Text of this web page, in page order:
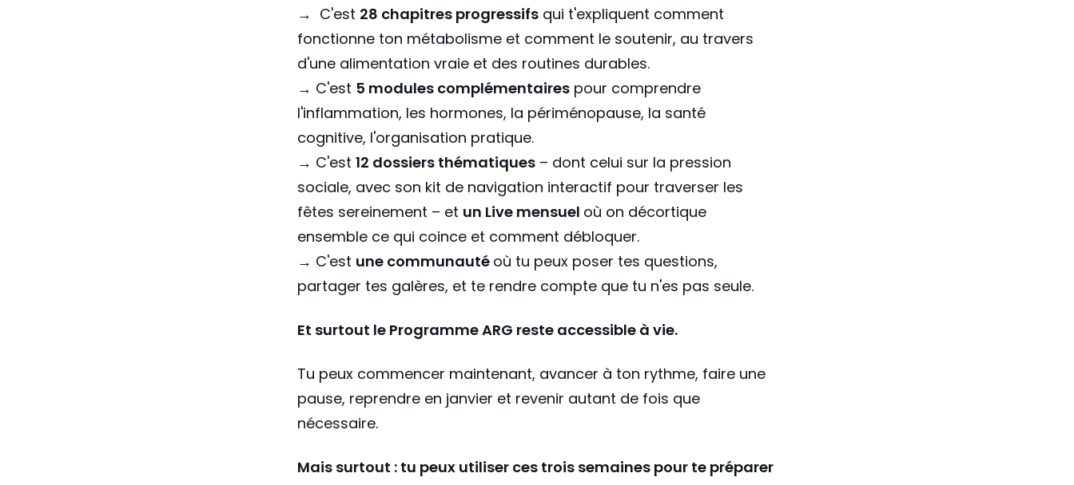
→ C'est 28 chapitres progressifs qui t'expliquent comment
fonctionne ton métabolisme et comment le soutenir, au travers
d'une alimentation vraie et des routines durables.
→ C'est 5 modules complémentaires pour comprendre
l'inflammation, les hormones, la périménopause, la santé
cognitive, l'organisation pratique.
→ C'est 12 dossiers thématiques – dont celui sur la pression
sociale, avec son kit de navigation interactif pour traverser les
fêtes sereinement – et un Live mensuel où on décortique
ensemble ce qui coince et comment débloquer.
→ C'est une communauté où tu peux poser tes questions,
partager tes galères, et te rendre compte que tu n'es pas seule.
Et surtout le Programme ARG reste accessible à vie.
Tu peux commencer maintenant, avancer à ton rythme, faire une
pause, reprendre en janvier et revenir autant de fois que
nécessaire.
Mais surtout : tu peux utiliser ces trois semaines pour te préparer